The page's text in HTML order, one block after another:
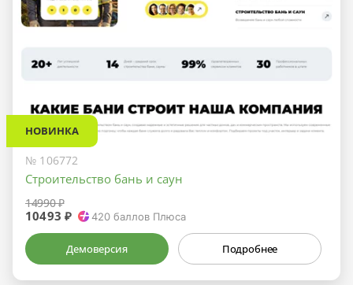
НОВИНКА
№ 106772
Строительство бань и саун
14990 ₽
10493 ₽ 420 баллов Плюса
Демоверсия Подробнее